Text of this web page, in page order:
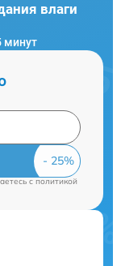
влаги
минут
cполитикой